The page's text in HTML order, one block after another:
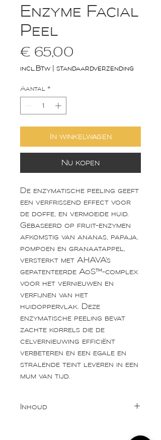
Enzyme Facial
Peel
€ 65,00
incl.Btw standaardverzending
Aantal *
In winkelwagen
Nu kopen
De enzymatische peeling geeft
een verfrissend effect voor
de doffe, en vermoeide huid.
Gebaseerd op fruit-enzymen
afkomstig van ananas, papaja,
pompoen en granaatappel,
versterkt met AHAVA's
gepatenteerde AoS™-complex
voor het vernieuwen en
verfijnen van het
huidoppervlak. Deze
enzymatische peeling bevat
zachte korrels die de
celvernieuwing efficiënt
verbeteren en een egale en
stralende teint leveren in een
mum van tijd.
Inhoud